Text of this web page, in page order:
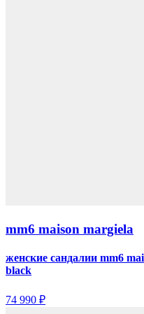
mm6 maison margiela
женские сандалии mm6
black
74 990 ₽